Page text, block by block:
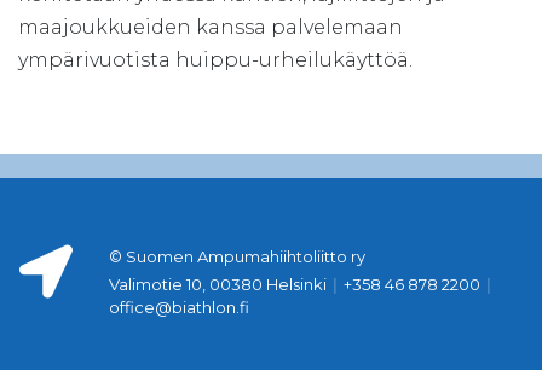
maajoukkueiden kanssa palvelemaan
ympärivuotista huippu-urheilukäyttöä.
© Suomen Ampumahiihtoliitto ry
Valimotie 10, 00380 Helsinki | +358 46 878 2200 |
office@biathlon.fi